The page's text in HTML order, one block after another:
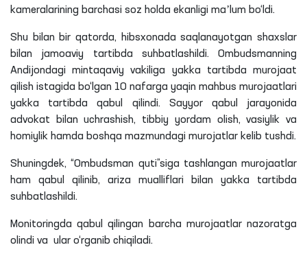
kameralarining barchasi soz holda ekanligi maʼlum bo‘ldi.
Shu bilan bir qatorda, hibsxonada saqlanayotgan shaxslar
bilan jamoaviy tartibda suhbatlashildi. Ombudsmanning
Andijondagi mintaqaviy vakiliga yakka tartibda murojaat
qilish istagida bo‘lgan 10 nafarga yaqin mahbus murojaatlari
yakka tartibda qabul qilindi. Sayyor qabul jarayonida
advokat bilan uchrashish, tibbiy yordam olish, vasiylik va
homiylik hamda boshqa mazmundagi murojatlar kelib tushdi.
Shuningdek, “Ombudsman quti”siga tashlangan murojaatlar
ham qabul qilinib, ariza mualliflari bilan yakka tartibda
suhbatlashildi.
Monitoringda qabul qilingan barcha murojaatlar nazoratga
olindi va ular o‘rganib chiqiladi.